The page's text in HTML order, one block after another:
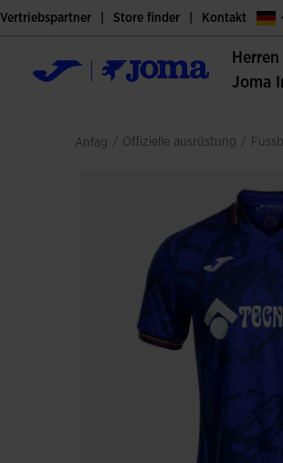
Vertriebspartner Store finder Kontakt
Herren
Joma
Anfag / offizielle ausrüstung /